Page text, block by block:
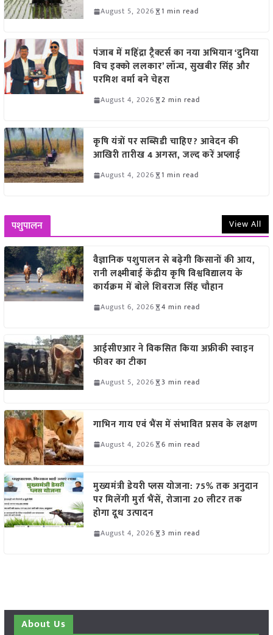
August 5, 2026 1 min read
पंजाब में महिंद्रा ट्रैक्टर्स का नया अभियान ‘दुनिया
विच इक्को ललकार’ लॉन्च, सुखबीर सिंह और
परमिश वर्मा बने चेहरा
August 4, 2026 2 min read
कृषि यंत्रों पर सब्सिडी चाहिए? आवेदन की
आखिरी तारीख 4 अगस्त, जल्द करें अप्लाई
August 4, 2026 1 min read
पशुपालन View All
वैज्ञानिक पशुपालन से बढ़ेगी किसानों की आय,
रानी लक्ष्मीबाई केंद्रीय कृषि विश्वविद्यालय के
कार्यक्रम में बोले शिवराज सिंह चौहान
August 6, 2026 4 min read
आईसीएआर ने विकसित किया अफ्रीकी स्वाइन
फीवर का टीका
August 5, 2026 3 min read
गाभिन गाय एवं भैंस में संभावित प्रसव के लक्षण
August 4, 2026 6 min read
मुख्यमंत्री डेयरी प्लस योजना: 75% तक अनुदान
पर मिलेंगी मुर्रा भैंसें, रोजाना 20 लीटर तक
होगा दूध उत्पादन
August 4, 2026 3 min read
About Us